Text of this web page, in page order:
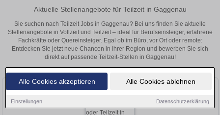
Alle Cookies akzeptieren Alle Cookies ablehnen
Einstellungen Datenschutzerklärung
Aktuelle Stellenangebote für Teilzeit in Gaggenau
Sie suchen nach Teilzeit Jobs in Gaggenau? Bei uns finden Sie aktuelle
Stellenangebote in Vollzeit und Teilzeit – ideal für Berufseinsteiger, erfahrene
Fachkräfte oder Quereinsteiger. Egal ob im Büro, vor Ort oder remote:
Entdecken Sie jetzt neue Chancen in Ihrer Region und bewerben Sie sich
direkt auf passende Teilzeit-Stellen in Gaggenau!